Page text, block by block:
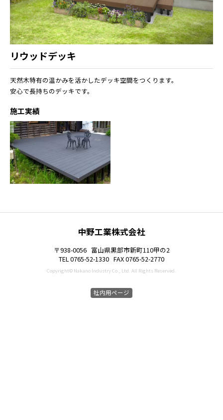
リウッドデッキ
天然木特有の温かみを活かしたデッキ空間をつくります。
安心で長持ちのデッキです。
施工実績
社内用ページ
中野工業株式会社
〒938-0056 富山県黒部市新町110甲の2
TEL 0765-52-1330 FAX 0765-52-2770
Copyright© Nakano Industry Co., Ltd. All Rights Reserved.